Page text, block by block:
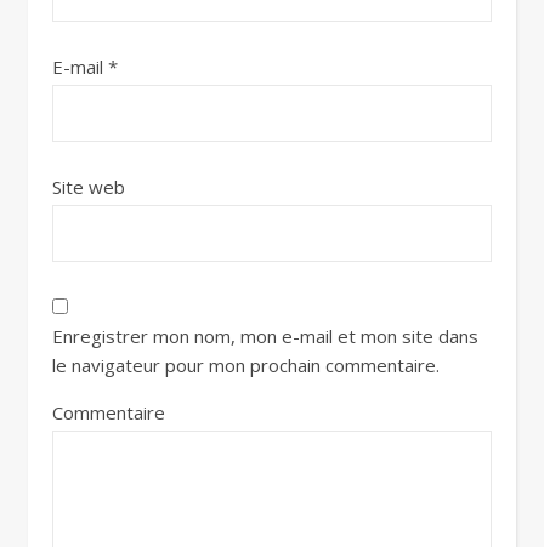
E-mail *
Site web
Enregistrer mon nom, mon e-mail et mon site dans
le navigateur pour mon prochain commentaire.
Commentaire